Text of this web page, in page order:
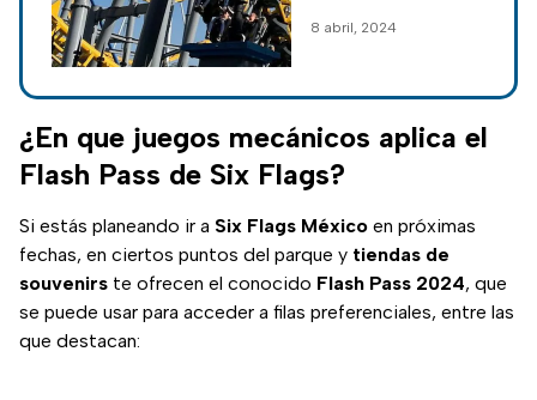
poder visitar Six
subirte a todas las
atracciones con tus
amigos.
8 abril, 2024
¿En que juegos mecánicos aplica el
Flash Pass de Six Flags?
Si estás planeando ir a Six Flags México en próximas
fechas, en ciertos puntos del parque y tiendas de
souvenirs te ofrecen el conocido Flash Pass 2024, que
se puede usar para acceder a filas preferenciales, entre las
que destacan: